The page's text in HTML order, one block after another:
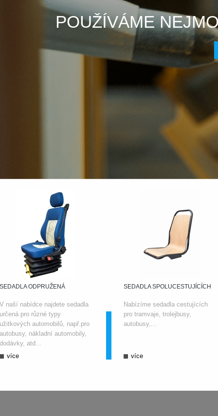
POUŽÍVÁME
SEDADLA ODPRUŽENÁ
V naší nabídce najdete sedadla
určená pro různé typy
užitkových automobilů, např.pro
autobusy, nákladní automobily,
dodávky, atd...
více
SEDADLA SPOLUCESTUJÍCÍCH
Nabízíme sedadla cestujících
pro tramvaje, trolejbusy,
autobusy,...
více